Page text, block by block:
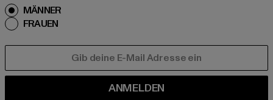
MÄNNER
FRAUEN
ANMELDEN